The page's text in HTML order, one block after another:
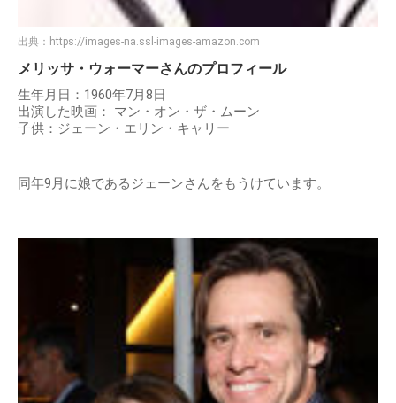
出典： https://images-na.ssl-images-amazon.com
メリッサ・ウォーマーさんのプロフィール
生年月日：1960年7月8日
出演した映画： マン・オン・ザ・ムーン
子供：ジェーン・エリン・キャリー
同年9月に娘であるジェーンさんをもうけています。